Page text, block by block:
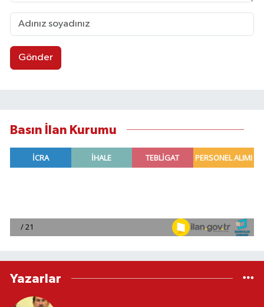
Gönder
Basın İlan Kurumu
Yazarlar